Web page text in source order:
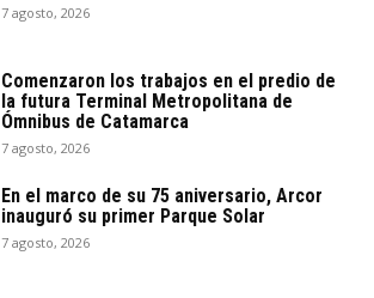
7 agosto, 2026
Comenzaron los trabajos en el predio de
la futura Terminal Metropolitana de
Ómnibus de Catamarca
7 agosto, 2026
En el marco de su 75 aniversario, Arcor
inauguró su primer Parque Solar
7 agosto, 2026